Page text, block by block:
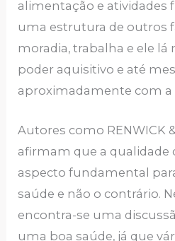
alimentação e atividades
uma estrutura de outros
moradia, trabalha e ele lá
poder aquisitivo e até
aproximadamente com a
Autores como RENWICK
afirmam que a qualidade
aspecto fundamental
saúde e não o contrário.
encontra-se uma
uma boa saúde, já que